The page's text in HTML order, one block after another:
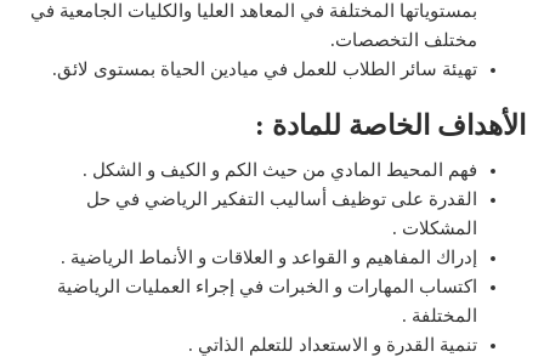
بمستوياتها المختلفة في المعاهد العليا والكليات الجامعية في
مختلف التخصصات.
تهيئة سائر الطلاب للعمل في ميادين الحياة بمستوى لائق.
الأهداف الخاصة للمادة :
فهم المحيط المادي من حيث الكم و الكيف و الشكل .
القدرة على توظيف أساليب التفكير الرياضي في حل
المشكلات .
إدراك المفاهيم و القواعد و العلاقات و الأنماط الرياضية .
اكتساب المهارات و الخبرات في إجراء العمليات الرياضية
المختلفة .
تنمية القدرة و الاستعداد للتعلم الذاتي .